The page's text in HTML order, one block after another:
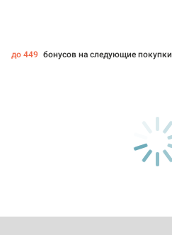
до 449 бонусов на следующие покупки